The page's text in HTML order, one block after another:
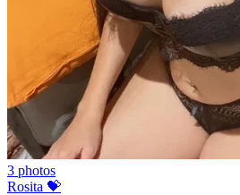
3 photos
Rosita 💝